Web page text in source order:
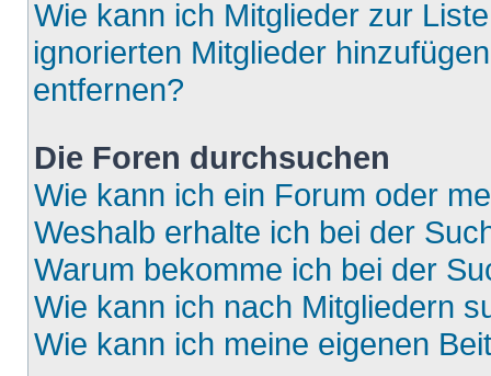
Wie kann ich Mitglieder zur
ignorierten Mitglieder
entfernen?
Die Foren durchsuchen
Wie kann ich ein Forum oder
Weshalb erhalte ich bei der
Warum bekomme ich bei der
Wie kann ich nach Mitgliedern
Wie kann ich meine eigenen